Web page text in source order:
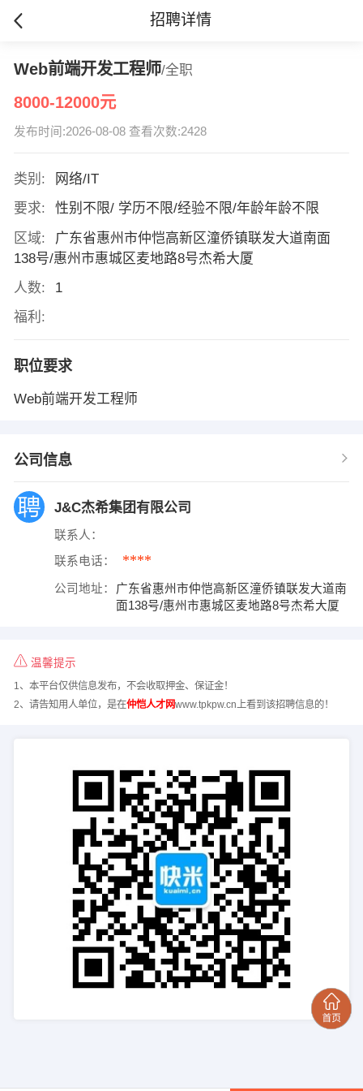
招聘详情
Web前端开发工程师/全职
8000-12000元
发布时间:2026-08-08 查看次数:2428
类别:
网络/IT
要求:
性别不限/ 学历不限/经验不限/年龄年龄不限
区域:
广东省惠州市仲恺高新区潼侨镇联发大道南面
138号/惠州市惠城区麦地路8号杰希大厦
人数:
1
福利:
职位要求
Web前端开发工程师
公司信息
J&C杰希集团有限公司
联系人：
联系电话： ****
公司地址：
广东省惠州市仲恺高新区潼侨镇联发大道南
面138号/惠州市惠城区麦地路8号杰希大厦
温馨提示
1、本平台仅供信息发布，不会收取押金、保证金！
2、请告知用人单位，是在仲恺人才网www.tpkpw.cn上看到该招聘信息的！